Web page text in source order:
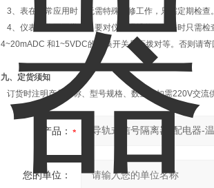
3、表在正常应用时，无需特殊维修工作，只需定期检查。
4、仪表工作不正常时，要对仪表进维修。维修时只需
4~20mADC 和1~5VDC的转换开关是否拨对等。否则请寄
九、定货须知
订货时注明产品名称、型号规格、数量（如需220V交流
产品：
您的单位：